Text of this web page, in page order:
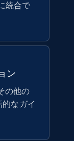
Initial
more.
統合で
ン
の他の
的なガイ